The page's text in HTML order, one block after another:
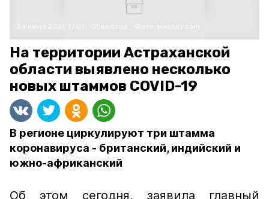
На территории Астраханской
области выявлено несколько
новых штаммов COVID-19
В регионе циркулируют три штамма
коронавируса - британский, индийский и
южно-африканский
Об этом сегодня, заявила главный